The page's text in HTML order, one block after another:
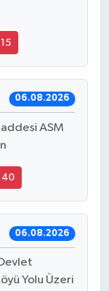
06.08.2026
ASM
40
06.08.2026
Yolu Üzeri